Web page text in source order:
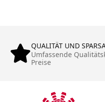
QUALITÄT UND
Umfassende
Preise